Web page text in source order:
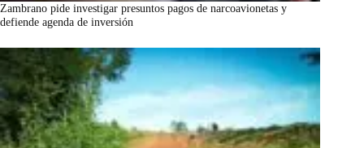
Zambrano pide investigar presuntos pagos de narcoavionetas y
defiende agenda de inversión